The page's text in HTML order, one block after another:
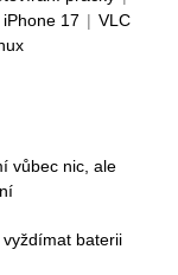
iPhone 17 | VLC
vůbec nic, ale
baterii